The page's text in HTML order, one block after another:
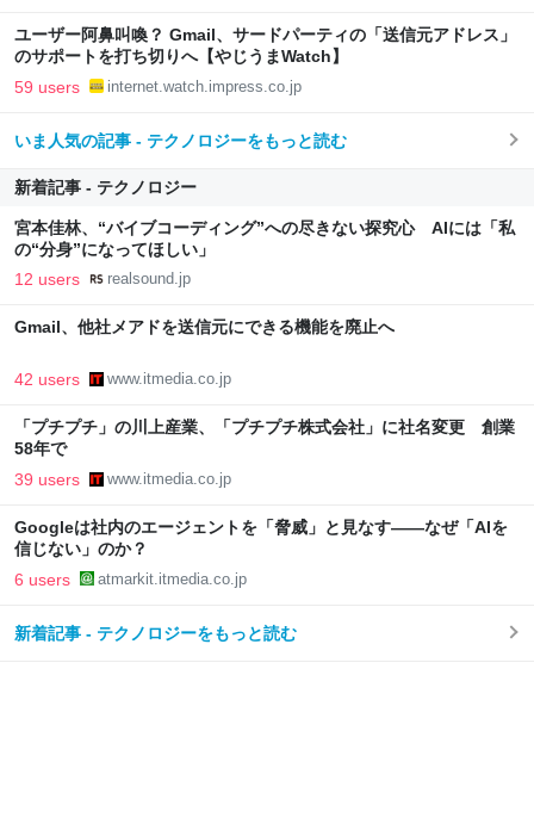
ユーザー阿鼻叫喚？ Gmail、サードパーティの「送信元アドレス」
のサポートを打ち切りへ【やじうまWatch】
59 users internet.watch.impress.co.jp
いま人気の記事 - テクノロジーをもっと読む
新着記事 - テクノロジー
宮本佳林、“バイブコーディング”への尽きない探究心 AIには「私
の“分身”になってほしい」
12 users realsound.jp
Gmail、他社メアドを送信元にできる機能を廃止へ
42 users www.itmedia.co.jp
「プチプチ」の川上産業、「プチプチ株式会社」に社名変更 創業
58年で
39 users www.itmedia.co.jp
Googleは社内のエージェントを「脅威」と見なす――なぜ「AIを
信じない」のか？
6 users atmarkit.itmedia.co.jp
新着記事 - テクノロジーをもっと読む